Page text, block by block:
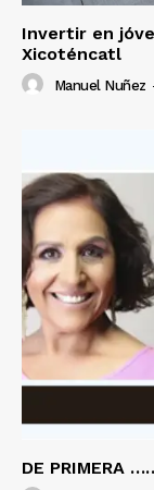
Invertir en
Xicoténcatl
Manuel Nuñez
DE PRIMERA